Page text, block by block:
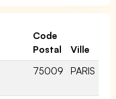
Code
Postal
Ville
75009 PARIS